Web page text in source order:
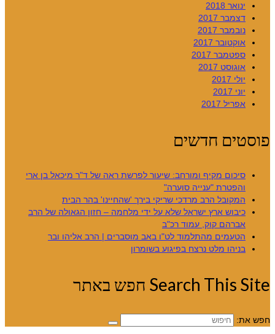
ינואר 2018
דצמבר 2017
נובמבר 2017
אוקטובר 2017
ספטמבר 2017
אוגוסט 2017
יולי 2017
יוני 2017
אפריל 2017
פוסטים חדשים
סיכום מקיף ומורחב: שיעור לפרשת ראה של ד"ר מיכאל בן ארי
והפטרת "ענייה סוערה"
המקובל הרב מרדכי שריקי בירך 'שהחיינו' בהר הבית
כיבוש ארץ ישראל שלא על ידי מלחמה – חזון הגאולה של הרב
אברהם קוק, עמוד רכ"ב
הטעמים מהתלמוד לט"ו באב מוסברים | הרב אליהו ובר
בניהו מלט נרצח בפיגוע בשומרון
Search This Site חפש באתר
חפש את: